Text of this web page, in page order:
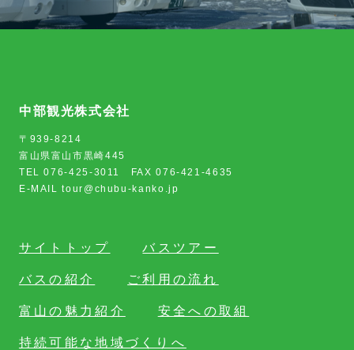
中部観光株式会社
〒939-8214
富山県富山市黒崎445
TEL 076-425-3011 FAX 076-421-4635
E-MAIL tour@chubu-kanko.jp
サイトトップ バスツアー
バスの紹介 ご利用の流れ
富山の魅力紹介 安全への取組
持続可能な地域づくりへ